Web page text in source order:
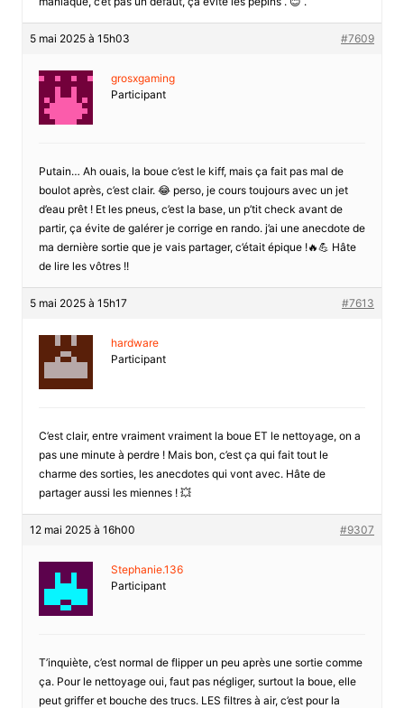
5 mai 2025 à 15h03 #7609
grosxgaming
Participant
Putain… Ah ouais, la boue c’est le kiff, mais ça fait pas mal de
boulot après, c’est clair. 😂 perso, je cours toujours avec un jet
d’eau prêt ! Et les pneus, c’est la base, un p’tit check avant de
partir, ça évite de galérer je corrige en rando. j’ai une anecdote de
ma dernière sortie que je vais partager, c’était épique !🔥💪 Hâte
de lire les vôtres !!
5 mai 2025 à 15h17 #7613
hardware
Participant
C’est clair, entre vraiment vraiment la boue ET le nettoyage, on a
pas une minute à perdre ! Mais bon, c’est ça qui fait tout le
charme des sorties, les anecdotes qui vont avec. Hâte de
partager aussi les miennes ! 💥
12 mai 2025 à 16h00 #9307
Stephanie.136
Participant
T’inquiète, c’est normal de flipper un peu après une sortie comme
ça. Pour le nettoyage oui, faut pas négliger, surtout la boue, elle
peut griffer et bouche des trucs. LES filtres à air, c’est pour la